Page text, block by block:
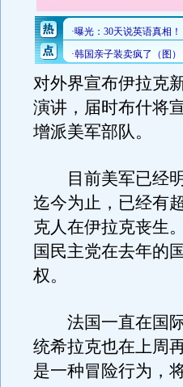
对外界宣布伊拉克
演讲，届时布什将
增派美军部队。
目前美军已经明
迄今为止，已经有
克人在伊拉克丧生
国民主党在去年的
权。
法国一直在国际
统希拉克也在上周
是一种冒险行为，